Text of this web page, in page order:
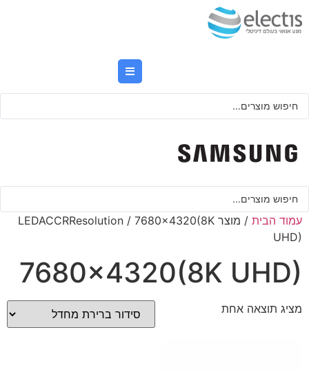
לתוכן
Search
Search
עמוד הבית
/ מוצר LEDACCRResolution / 7680x4320(8K
UHD)
7680x4320(8K UHD)
מציג תוצאה אחת